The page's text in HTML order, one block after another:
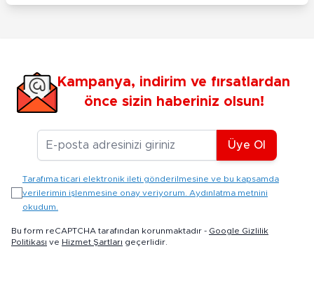
Kampanya, indirim ve fırsatlardan
önce sizin haberiniz olsun!
E-posta Adresiniz
Üye Ol
Tarafıma ticari elektronik ileti gönderilmesine ve bu kapsamda
verilerimin işlenmesine onay veriyorum. Aydınlatma metnini
okudum.
Bu form reCAPTCHA tarafından korunmaktadır - Google Gizlilik
Politikası ve Hizmet Şartları geçerlidir.